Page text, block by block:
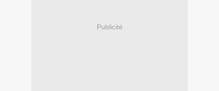
Publicité